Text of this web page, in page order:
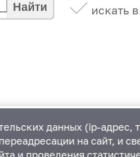
Найти искать
данных (ip-адрес,
на сайт, и
и проведения